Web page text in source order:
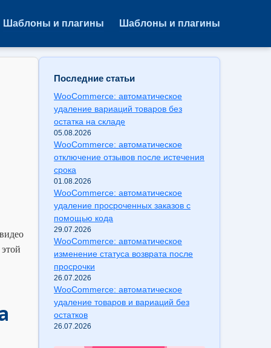
Шаблоны и плагины Шаблоны и плагины
Последние статьи
WooCommerce: автоматическое
удаление вариаций товаров без
остатка на складе
05.08.2026
WooCommerce: автоматическое
отключение отзывов после истечения
срока
01.08.2026
WooCommerce: автоматическое
удаление просроченных заказов с
помощью кода
29.07.2026
WooCommerce: автоматическое
изменение статуса возврата после
просрочки
26.07.2026
WooCommerce: автоматическое
удаление товаров и вариаций без
остатков
26.07.2026